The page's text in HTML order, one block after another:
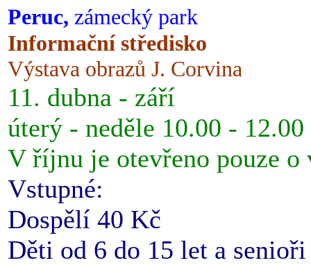
Peruc, zámecký park
Informační středisko
Výstava obrazů J. Corvina
11. dubna - září
úterý - neděle 10.00 -
V říjnu je otevřeno pouze o
Vstupné:
Dospělí 40 Kč
Děti od 6 do 15 let a